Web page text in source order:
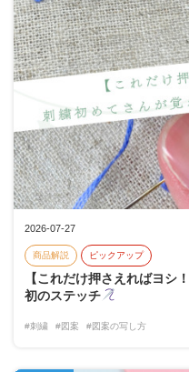
2026-07-27
商品解説 ピックアップ
【これだけ押さえればヨシ
初のステッチ
#刺繍 #図案 #図案の写し方